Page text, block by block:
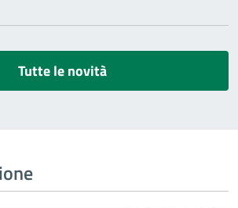
Tutte le novità